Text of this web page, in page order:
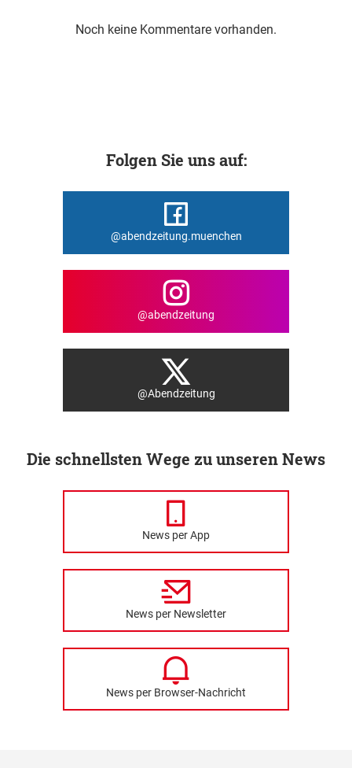
Noch keine Kommentare vorhanden.
Folgen Sie uns auf:
@abendzeitung.muenchen
@abendzeitung
@Abendzeitung
Die schnellsten Wege zu unseren News
News per App
News per Newsletter
News per Browser-Nachricht